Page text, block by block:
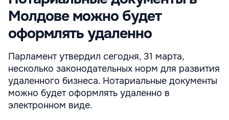
Молдове можно будет
оформлять удаленно
Парламент утвердил сегодня, 31 марта,
несколько законодательных норм для развития
удаленного бизнеса. Нотариальные документы
можно будет оформлять удаленно в
электронном виде.